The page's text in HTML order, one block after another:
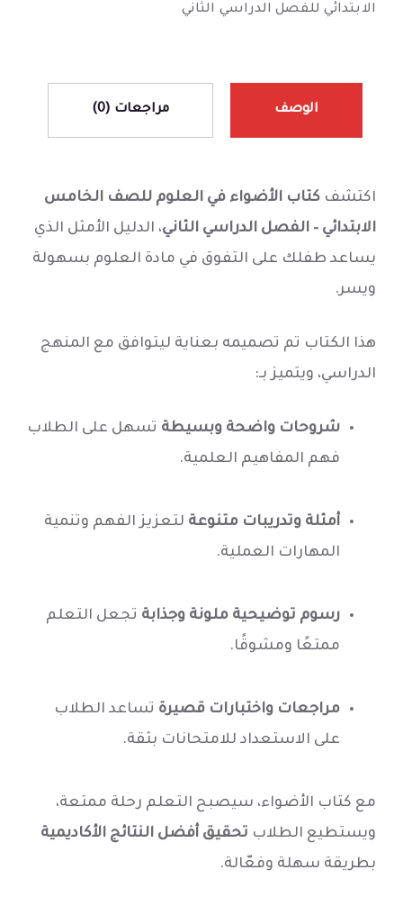
الابتدائي للفصل الدراسي الثاني
الوصف مراجعات (0)
اكتشف كتاب الأضواء في العلوم للصف الخامس
الابتدائي – الفصل الدراسي الثاني، الدليل الأمثل الذي
يساعد طفلك على التفوق في مادة العلوم بسهولة
ويسر.
هذا الكتاب تم تصميمه بعناية ليتوافق مع المنهج
الدراسي، ويتميز بـ:
شروحات واضحة وبسيطة تسهل على الطلاب
فهم المفاهيم العلمية.
أمثلة وتدريبات متنوعة لتعزيز الفهم وتنمية
المهارات العملية.
رسوم توضيحية ملونة وجذابة تجعل التعلم
ممتعًا ومشوقًا.
مراجعات واختبارات قصيرة تساعد الطلاب
على الاستعداد للامتحانات بثقة.
مع كتاب الأضواء، سيصبح التعلم رحلة ممتعة،
ويستطيع الطلاب تحقيق أفضل النتائج الأكاديمية
بطريقة سهلة وفعّالة.